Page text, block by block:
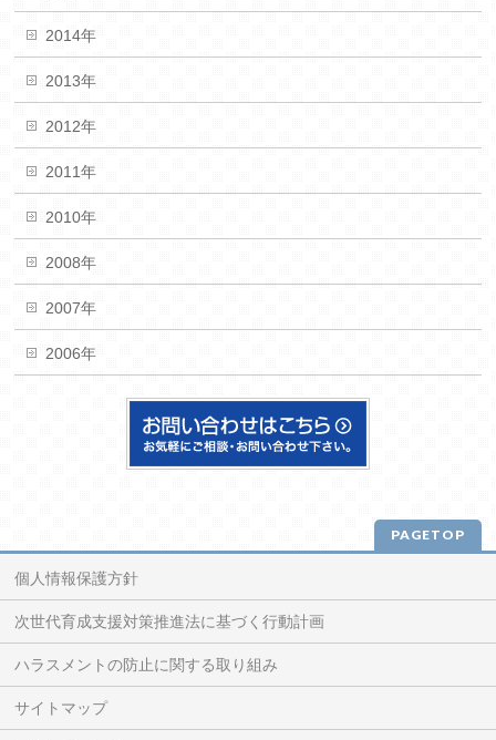
2014年
2013年
2012年
2011年
2010年
2008年
2007年
2006年
PAGETOP
個人情報保護方針
次世代育成支援対策推進法に基づく行動計画
ハラスメントの防止に関する取り組み
サイトマップ